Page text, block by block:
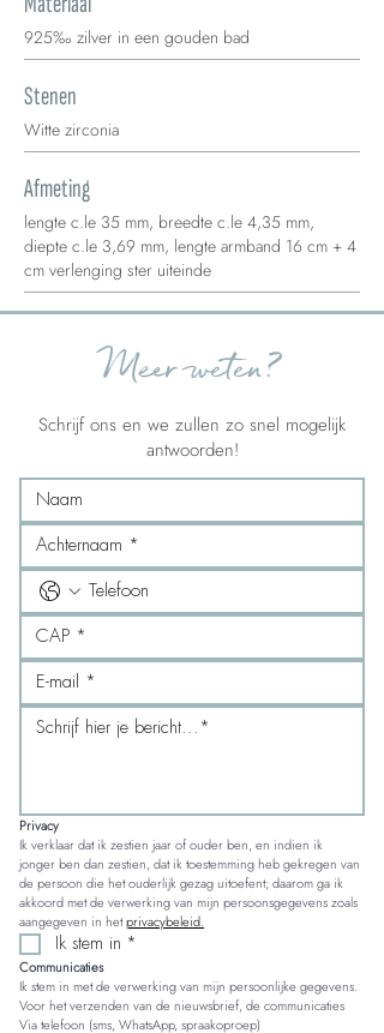
925‰ zilver in een gouden bad
Stenen
Witte zirconia
Afmeting
lengte c.le 35 mm, breedte c.le 4,35 mm,
diepte c.le 3,69 mm, lengte armband 16 cm + 4
cm verlenging ster uiteinde
Meer weten?
Schrijf ons en we zullen zo snel mogelijk
antwoorden!
Privacy
Ik verklaar dat ik zestien jaar of ouder ben, en indien ik
jonger ben dan zestien, dat ik toestemming heb gekregen van
de persoon die het ouderlijk gezag uitoefent; daarom ga ik
akkoord met de verwerking van mijn persoonsgegevens zoals
aangegeven in het privacybeleid.
Ik stem in *
Communicaties
Ik stem in met de verwerking van mijn persoonlijke gegevens.
Voor het verzenden van de nieuwsbrief, de communicaties
Via telefoon (sms, WhatsApp, spraakoproep)